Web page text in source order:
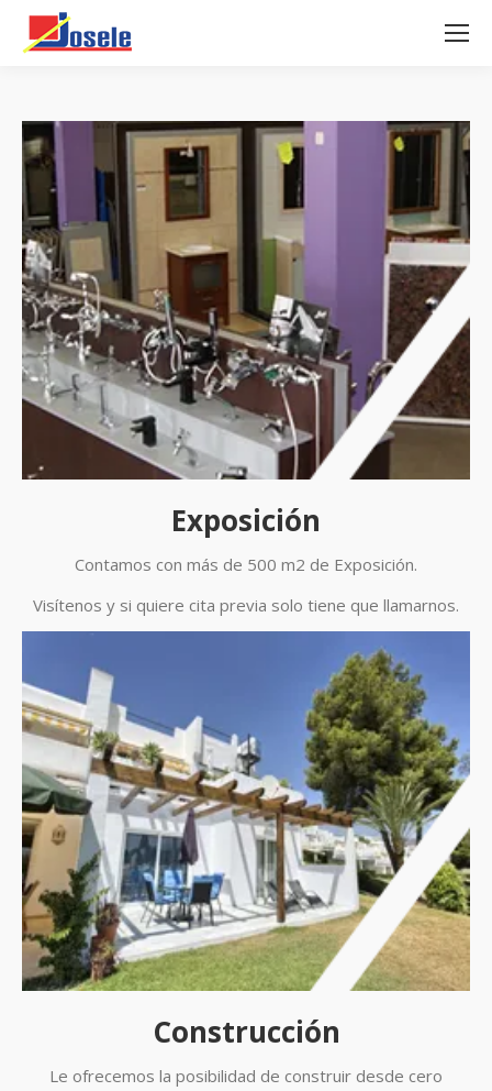
Exposición
Contamos con más de 500 m2 de Exposición.
Visítenos y si quiere cita previa solo tiene que llamarnos.
Construcción
Le ofrecemos la posibilidad de construir desde cero